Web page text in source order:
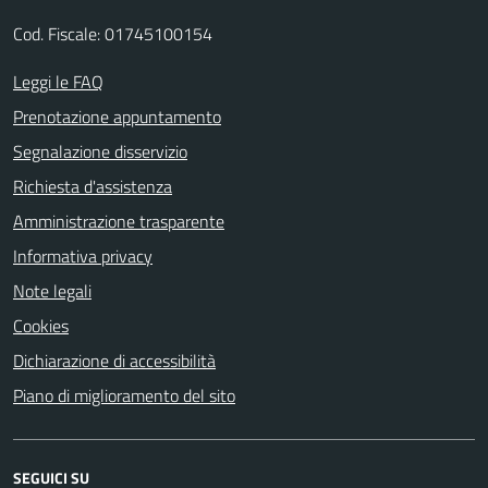
Cod. Fiscale: 01745100154
Leggi le FAQ
Prenotazione appuntamento
Segnalazione disservizio
Richiesta d'assistenza
Amministrazione trasparente
Informativa privacy
Note legali
Cookies
Dichiarazione di accessibilità
Piano di miglioramento del sito
SEGUICI SU